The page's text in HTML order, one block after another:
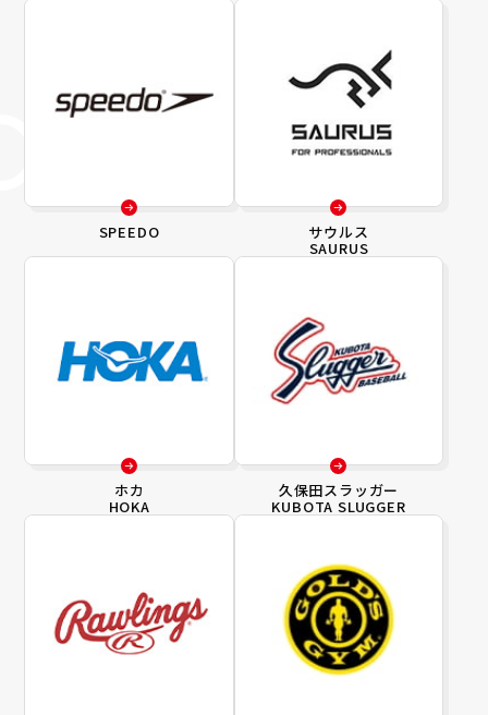
SPEEDO サウルス
SAURUS
ホカ
HOKA
久保田スラッガー
KUBOTA SLUGGER